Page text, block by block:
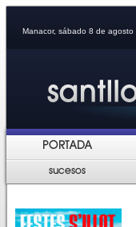
Manacor, sábado 8 de agosto